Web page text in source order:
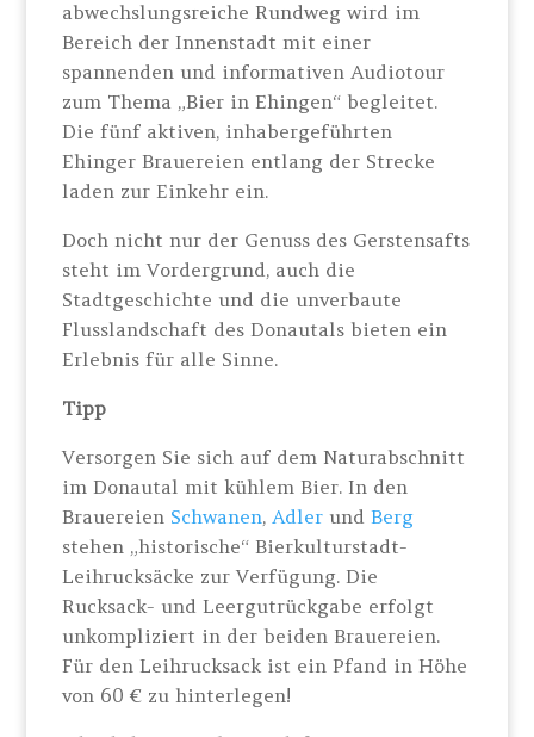
abwechslungsreiche Rundweg wird im
Bereich der Innenstadt mit einer
spannenden und informativen Audiotour
zum Thema „Bier in Ehingen“ begleitet.
Die fünf aktiven, inhabergeführten
Ehinger Brauereien entlang der Strecke
laden zur Einkehr ein.
Doch nicht nur der Genuss des Gerstensafts
steht im Vordergrund, auch die
Stadtgeschichte und die unverbaute
Flusslandschaft des Donautals bieten ein
Erlebnis für alle Sinne.
Tipp
Versorgen Sie sich auf dem Naturabschnitt
im Donautal mit kühlem Bier. In den
Brauereien Schwanen, Adler undBerg
stehen „historische“ Bierkulturstadt-
Leihrucksäcke zur Verfügung. Die
Rucksack- und Leergutrückgabe erfolgt
unkompliziert in der beiden Brauereien.
Für den Leihrucksack ist ein Pfand in Höhe
von 60 € zu hinterlegen!